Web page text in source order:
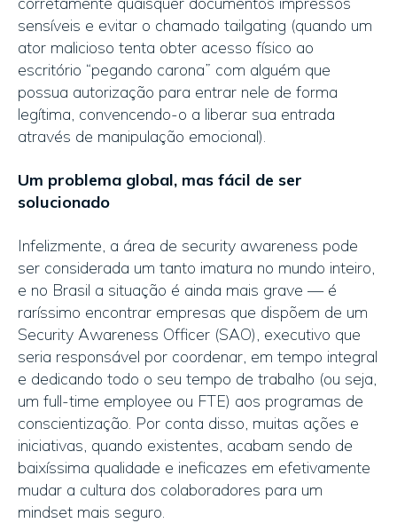
sensíveis e evitar o chamado tailgating (quando um
ator malicioso tenta obter acesso físico ao
escritório “pegando carona” com alguém que
possua autorização para entrar nele de forma
legítima, convencendo-o a liberar sua entrada
através de manipulação emocional).
Um problema global, mas fácil de ser
solucionado
Infelizmente, a área de security awareness pode
ser considerada um tanto imatura no mundo inteiro,
e no Brasil a situação é ainda mais grave — é
raríssimo encontrar empresas que dispõem de um
Security Awareness Officer (SAO), executivo que
seria responsável por coordenar, em tempo integral
e dedicando todo o seu tempo de trabalho (ou seja,
um full-time employee ou FTE) aos programas de
conscientização. Por conta disso, muitas ações e
iniciativas, quando existentes, acabam sendo de
baixíssima qualidade e ineficazes em efetivamente
mudar a cultura dos colaboradores para um
mindset mais seguro.